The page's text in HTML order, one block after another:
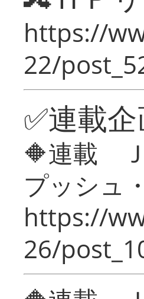
https://
22/
✅連載
🔶連載
プッシュ
https://
26/